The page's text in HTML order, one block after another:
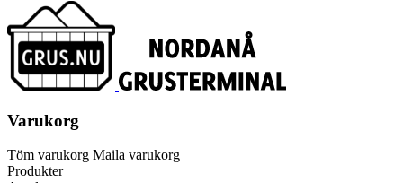
Varukorg
Töm varukorg Maila varukorg
Produkter